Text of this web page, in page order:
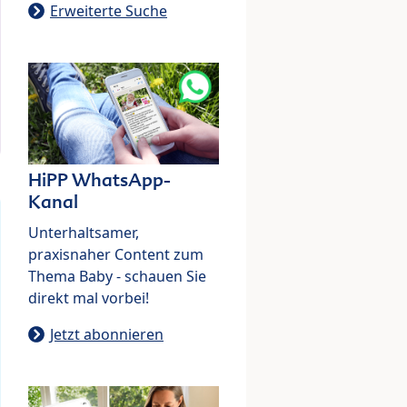
Erweiterte Suche
HiPP WhatsApp-
Kanal
Unterhaltsamer,
praxisnaher Content zum
Thema Baby - schauen Sie
direkt mal vorbei!
Jetzt abonnieren